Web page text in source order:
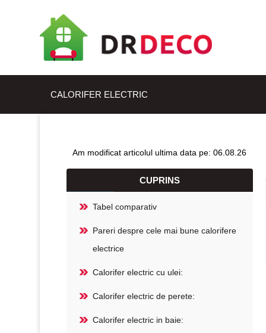
CALORIFER ELECTRIC
Am modificat articolul ultima data pe: 06.08.26
CUPRINS
Tabel comparativ
Pareri despre cele mai bune calorifere
electrice
Calorifer electric cu ulei:
Calorifer electric de perete:
Calorifer electric in baie: